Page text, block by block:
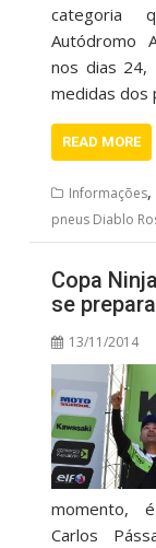
categoria
Autódromo
nos dias 24,
medidas dos
READ MORE
Informações,
pneus Diablo
Copa
se
13/11/2014
momento,
Carlos